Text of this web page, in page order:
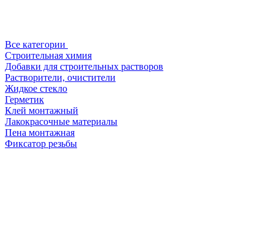
Все категории
Строительная химия
Добавки для строительных растворов
Растворители, очистители
Жидкое стекло
Герметик
Клей монтажный
Лакокрасочные материалы
Пена монтажная
Фиксатор резьбы